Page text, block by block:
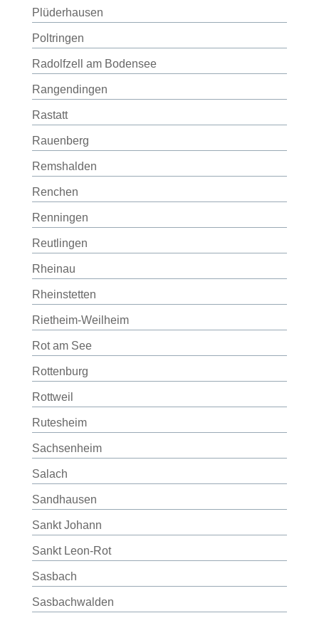
Plüderhausen
Poltringen
Radolfzell am Bodensee
Rangendingen
Rastatt
Rauenberg
Remshalden
Renchen
Renningen
Reutlingen
Rheinau
Rheinstetten
Rietheim-Weilheim
Rot am See
Rottenburg
Rottweil
Rutesheim
Sachsenheim
Salach
Sandhausen
Sankt Johann
Sankt Leon-Rot
Sasbach
Sasbachwalden